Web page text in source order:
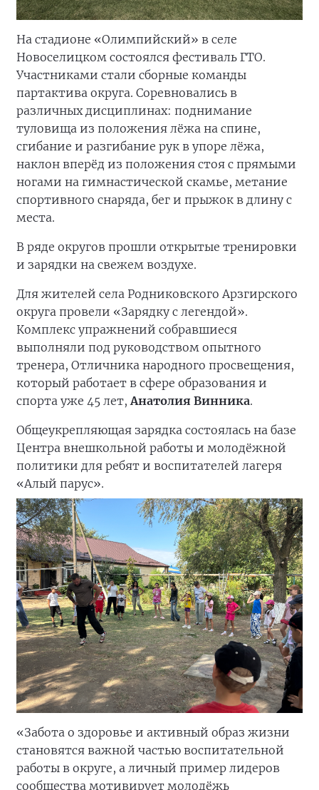
На стадионе «Олимпийский» в селе
Новоселицком состоялся фестиваль ГТО.
Участниками стали сборные команды
партактива округа. Соревновались в
различных дисциплинах: поднимание
туловища из положения лёжа на спине,
сгибание и разгибание рук в упоре лёжа,
наклон вперёд из положения стоя с прямыми
ногами на гимнастической скамье, метание
спортивного снаряда, бег и прыжок в длину с
места.
В ряде округов прошли открытые тренировки
и зарядки на свежем воздухе.
Для жителей села Родниковского Арзгирского
округа провели «Зарядку с легендой».
Комплекс упражнений собравшиеся
выполняли под руководством опытного
тренера, Отличника народного просвещения,
который работает в сфере образования и
спорта уже 45 лет, Анатолия Винника.
Общеукрепляющая зарядка состоялась на базе
Центра внешкольной работы и молодёжной
политики для ребят и воспитателей лагеря
«Алый парус».
«Забота о здоровье и активный образ жизни
становятся важной частью воспитательной
работы в округе, а личный пример лидеров
сообщества мотивирует молодёжь